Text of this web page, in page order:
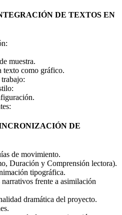
DE TEXTOS EN
muestra.
texto como gráfico.
DE
de movimiento.
Duración y Comprensión lectora).
tipográfica.
frente a asimilación
dramática del proyecto.